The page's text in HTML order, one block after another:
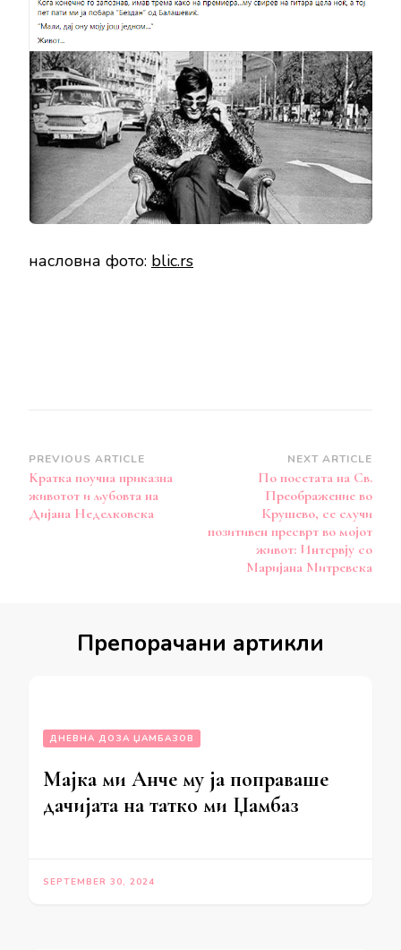
насловна фото: blic.rs
Post
Navigation
PREVIOUS ARTICLE
Kратка поучна приказна
животот и љубовта на
Дијана Неделковска
NEXT ARTICLE
По посетата на Св.
Преображение во
Крушево, се случи
позитивен пресврт во мојот
живот: Интервју со
Маријана Митревска
Препорачани артикли
ДНЕВНА ДОЗА ЏАМБАЗОВ
Мајка ми Анче му ја поправаше
дачијата на татко ми Џамбаз
SEPTEMBER 30, 2024